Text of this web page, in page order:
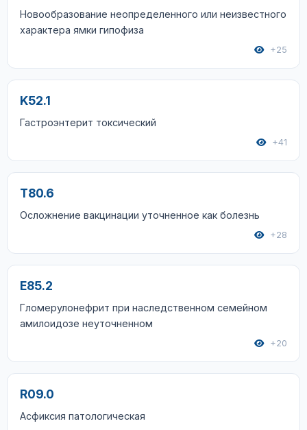
Новообразование неопределенного или неизвестного
характера ямки гипофиза
+25
K52.1
Гастроэнтерит токсический
+41
T80.6
Осложнение вакцинации уточненное как болезнь
+28
E85.2
Гломерулонефрит при наследственном семейном
амилоидозе неуточненном
+20
R09.0
Асфиксия патологическая